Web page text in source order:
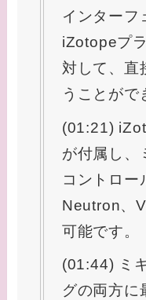
インターフ
iZotopeプ
対して、直
うことがで
(01:21)
が付属し、
コントロー
Neutron、
可能です。
(01:44) ミ
グの両方に